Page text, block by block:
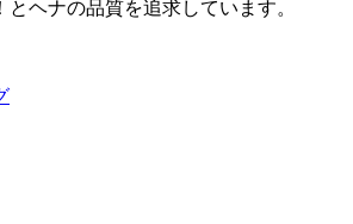
とヘナの品質を追求しています。